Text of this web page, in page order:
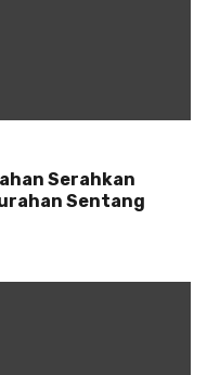
Serahkan
Sentang